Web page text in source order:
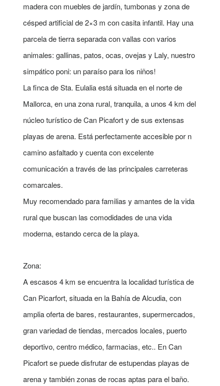
madera con muebles de jardín, tumbonas y zona de
césped artificial de 2×3 m con casita infantil. Hay una
parcela de tierra separada con vallas con varios
animales: gallinas, patos, ocas, ovejas y Laly, nuestro
simpático poni: un paraíso para los niños!
La finca de Sta. Eulalia está situada en el norte de
Mallorca, en una zona rural, tranquila, a unos 4 km del
núcleo turístico de Can Picafort y de sus extensas
playas de arena. Está perfectamente accesible por n
camino asfaltado y cuenta con excelente
comunicación a través de las principales carreteras
comarcales.
Muy recomendado para familias y amantes de la vida
rural que buscan las comodidades de una vida
moderna, estando cerca de la playa.
Zona:
A escasos 4 km se encuentra la localidad turística de
Can Picarfort, situada en la Bahía de Alcudia, con
amplia oferta de bares, restaurantes, supermercados,
gran variedad de tiendas, mercados locales, puerto
deportivo, centro médico, farmacias, etc.. En Can
Picafort se puede disfrutar de estupendas playas de
arena y también zonas de rocas aptas para el baño.